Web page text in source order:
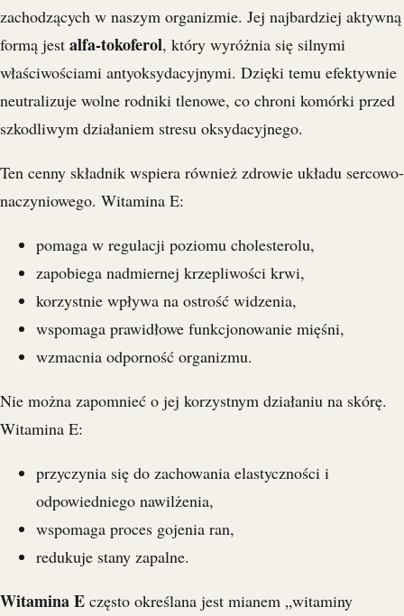
zachodzących w naszym organizmie. Jej najbardziej aktywną
formą jest alfa-tokoferol, który wyróżnia się silnymi
właściwościami antyoksydacyjnymi. Dzięki temu efektywnie
neutralizuje wolne rodniki tlenowe, co chroni komórki przed
szkodliwym działaniem stresu oksydacyjnego.
Ten cenny składnik wspiera również zdrowie układu sercowo-
naczyniowego. Witamina E:
pomaga w regulacji poziomu cholesterolu,
zapobiega nadmiernej krzepliwości krwi,
korzystnie wpływa na ostrość widzenia,
wspomaga prawidłowe funkcjonowanie mięśni,
wzmacnia odporność organizmu.
Nie można zapomnieć o jej korzystnym działaniu na skórę.
Witamina E:
przyczynia się do zachowania elastyczności i
odpowiedniego nawilżenia,
wspomaga proces gojenia ran,
redukuje stany zapalne.
Witamina E często określana jest mianem „witaminy